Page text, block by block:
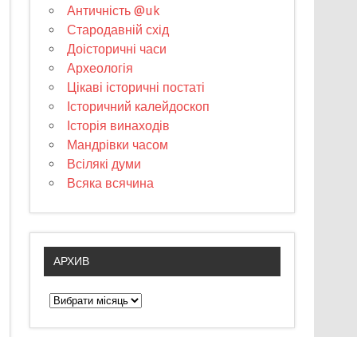
Античність @uk
Стародавній схід
Доісторичні часи
Археологія
Цікаві історичні постаті
Історичний калейдоскоп
Історія винаходів
Мандрівки часом
Всілякі думи
Всяка всячина
АРХИВ
А
р
х